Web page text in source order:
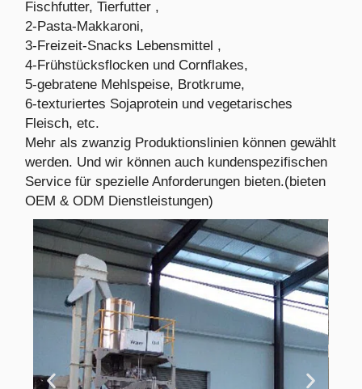
Fischfutter, Tierfutter ,
2-Pasta-Makkaroni,
3-Freizeit-Snacks Lebensmittel ,
4-Frühstücksflocken und Cornflakes,
5-gebratene Mehlspeise, Brotkrume,
6-texturiertes Sojaprotein und vegetarisches
Fleisch, etc.
Mehr als zwanzig Produktionslinien können gewählt
werden. Und wir können auch kundenspezifischen
Service für spezielle Anforderungen bieten.(bieten
OEM & ODM Dienstleistungen)